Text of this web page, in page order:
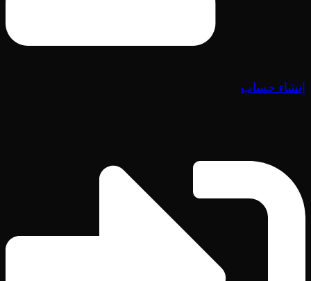
إنشاء حساب